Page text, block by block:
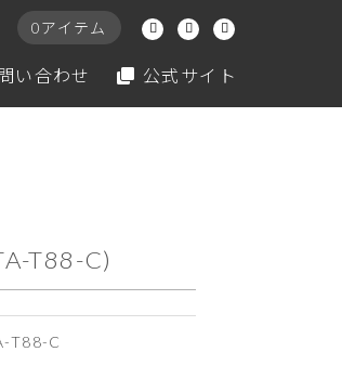
0アイテム
い合わせ 公式サイト
T88-C)
T88-C